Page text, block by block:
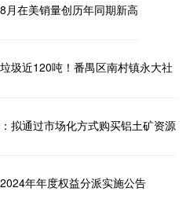
月在美销量创历年同期新高
圾近120吨！番禺区南村镇永大社
拟通过市场化方式购买铝土矿资源
年年度权益分派实施公告